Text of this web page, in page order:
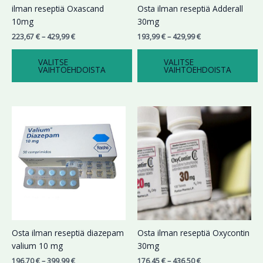
ilman reseptiä Oxascand
10mg
223,67€– 429,99€
VALITSE
VAIHTOEHDOISTA
tehdä
valinnat
tuotteen
Osta ilman reseptiä Adderall
30mg
193,99€– 429,99€
VALITSE
VAIHTOEHDOISTA
tehdä
valinnat
tuotteen
Osta ilman reseptiä diazepam
valium 10 mg
196,70€–399,99€
399,99 €
tuotteella
useampi
muunnelma.
Voit
tehdä
sivulla.
Osta ilman reseptiä Oxycontin
30mg
176,45€– 436,50€
Hintaluokka:
176,45 €
-
436,50 €
tuotteella
on
useampi
muunnelma.
Voit
tehdä
valinnat
tuotteen
sivulla.